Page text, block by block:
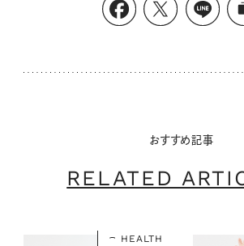
おすすめ記事
RELATED
HEALTH